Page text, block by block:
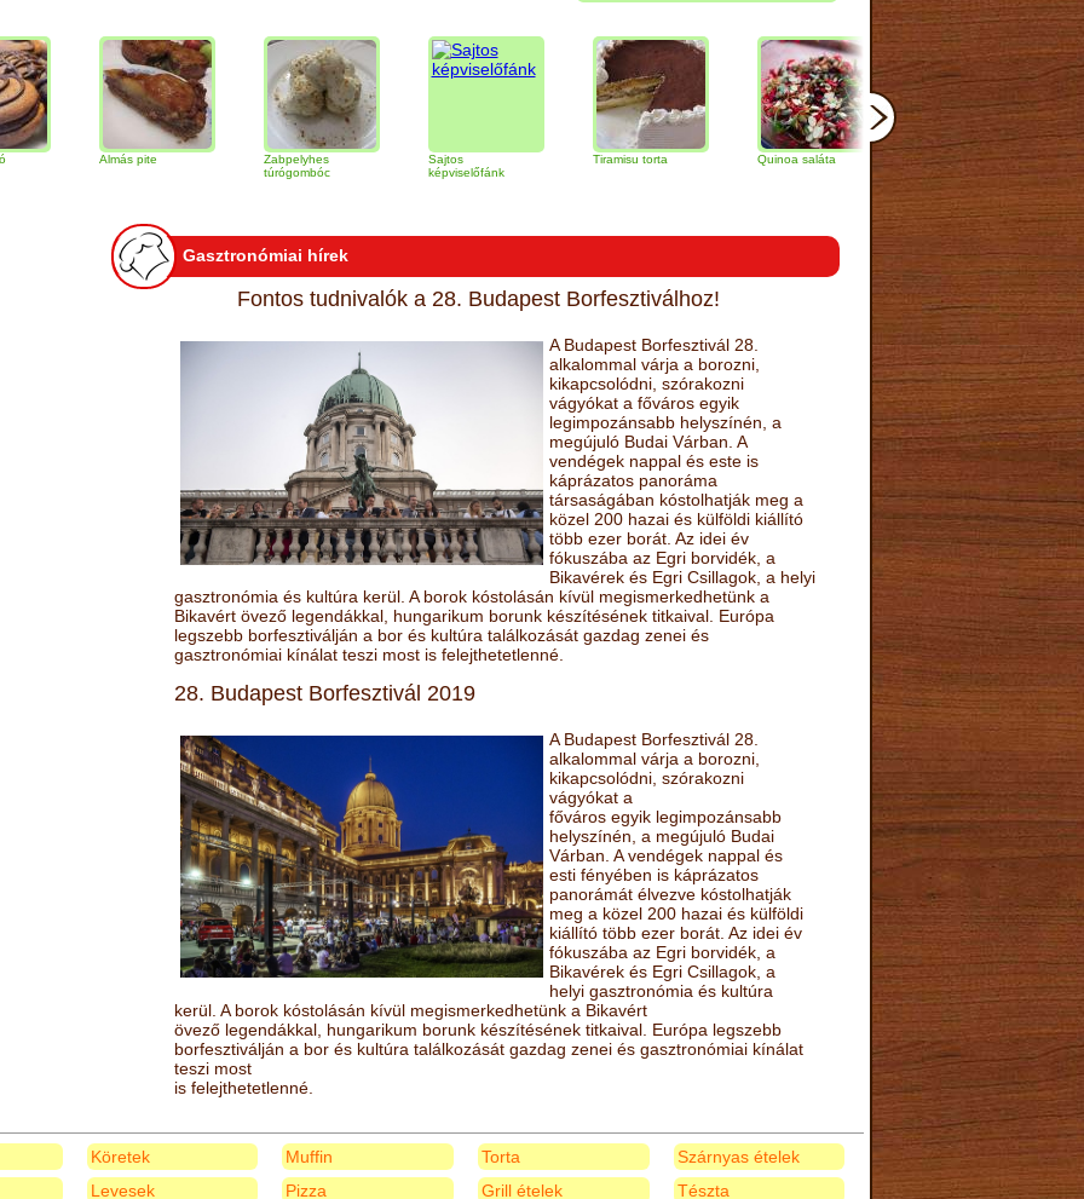
Zabpelyhes
túrógombóc
képviselőfánk
Tiramisu torta Quinoa saláta Mandulás kifli
narancs
Gasztronómiai hírek
Fontos tudnivalók a 28. Budapest Borfesztiválhoz!
A Budapest Borfesztivál 28.
alkalommal várja a borozni,
kikapcsolódni, szórakozni
vágyókat a főváros egyik
legimpozánsabb helyszínén, a
megújuló Budai Várban. A
vendégek nappal és este is
káprázatos panoráma
társaságában kóstolhatják meg a
közel 200 hazai és külföldi kiállító
több ezer borát. Az idei év
fókuszába az Egri borvidék, a
Bikavérek és Egri Csillagok, a helyi
gasztronómia és kultúra kerül. A borok kóstolásán kívül megismerkedhetünk a
Bikavért övező legendákkal, hungarikum borunk készítésének titkaival. Európa
legszebb borfesztiválján a bor és kultúra találkozását gazdag zenei és
gasztronómiai kínálat teszi most is felejthetetlenné.
28. Budapest Borfesztivál 2019
A Budapest Borfesztivál 28.
alkalommal várja a borozni,
kikapcsolódni, szórakozni
vágyókat a
főváros egyik legimpozánsabb
helyszínén, a megújuló Budai
Várban. A vendégek nappal és
esti fényében is káprázatos
panorámát élvezve kóstolhatják
meg a közel 200 hazai és külföldi
kiállító több ezer borát. Az idei év
fókuszába az Egri borvidék, a
Bikavérek és Egri Csillagok, a
helyi gasztronómia és kultúra
kerül. A borok kóstolásán kívül megismerkedhetünk a Bikavért
övező legendákkal, hungarikum borunk készítésének titkaival. Európa legszebb
borfesztiválján a bor és kultúra találkozását gazdag zenei és gasztronómiai kínálat
teszi most
is felejthetetlenné.
Köretek
Levesek
Muffin
Pizza
Torta
Grill ételek
Szárnyas ételek
Tészta